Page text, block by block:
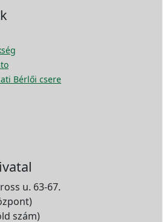
Bérlői csere
u. 63-67.
szám)